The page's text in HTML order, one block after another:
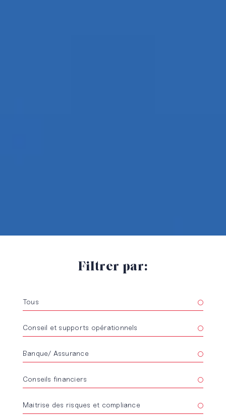
Filtrer par:
Tous
Conseil et supports opérationnels
Banque/ Assurance
Conseils financiers
Maitrise des risques et compliance